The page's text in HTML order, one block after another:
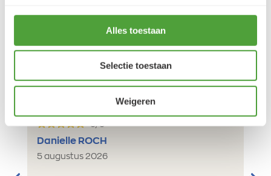
Alles toestaan
Selectie toestaan
Weigeren
Klantbeoordelingen
9.5/10 (1365 beoordelingen)
5/5
Danielle ROCH
5 augustus 2026